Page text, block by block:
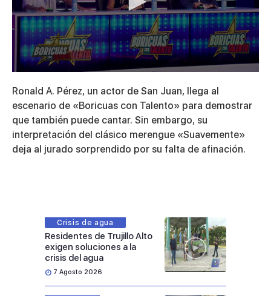
seconds
of
2
minutes,
46
seconds
Ronald A. Pérez, un actor de San Juan, llega al
escenario de «Boricuas con Talento» para demostrar
que también puede cantar. Sin embargo, su
interpretación del clásico merengue «Suavemente»
deja al jurado sorprendido por su falta de afinación.
Crisis de agua
Residentes de Trujillo Alto
exigen soluciones a la
crisis del agua
7 Agosto 2026